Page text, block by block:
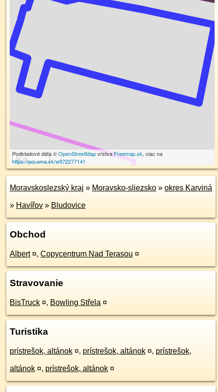
30 m
Podkladové dáta ©OpenStreetMapvrstvaFreemap.sk, viac na
https://poi.oma.sk/w972277141
Moravskoslezský kraj » Moravsko-sliezsko » okres Karviná
» Havířov » Bludovice
Obchod
Albert ¤, Copycentrum Nad Terasou ¤
Stravovanie
BisTruck ¤, Bowling Střela ¤
Turistika
prístrešok, altánok ¤, prístrešok, altánok ¤, prístrešok,
altánok ¤, prístrešok, altánok ¤